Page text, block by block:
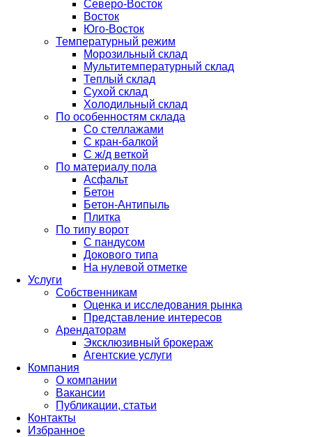
Северо-Восток
Восток
Юго-Восток
Температурный режим
Морозильный склад
Мультитемпературный склад
Теплый склад
Сухой склад
Холодильный склад
По особенностям склада
Со стеллажами
С кран-балкой
С ж/д веткой
По материалу пола
Асфальт
Бетон
Бетон-Антипыль
Плитка
По типу ворот
С пандусом
Докового типа
На нулевой отметке
Услуги
Собственникам
Оценка и исследования рынка
Представление интересов
Арендаторам
Эксклюзивный брокераж
Агентские услуги
Компания
О компании
Вакансии
Публикации, статьи
Контакты
Избранное